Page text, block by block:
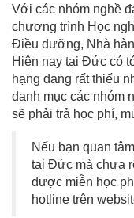
Với các nhóm nghề
chương trình Học
Điều dưỡng, Nhà
Hiện nay tại Đức có
hạng đang rất thiếu
danh mục các nhóm
sẽ phải trả học phí,
Nếu bạn quan
tại Đức mà chưa
được miễn học
hotline trên